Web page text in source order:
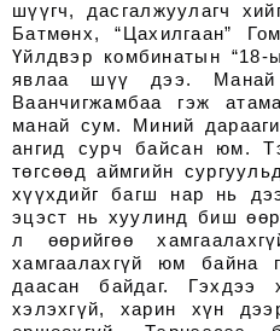
шүүгч, дасгалжуулагч
Батмөнх, “Цахилгаан”
Үйлдвэр комбинатын “18-
явлаа шүү дээ. Манай
Ваанчигжамбаа гэж
манай сум. Миний
ангид сурч байсан юм.
төгсөөд аймгийн
хүүхдийг багш нар нь
эцэст нь хуулинд биш
л өөрийгөө
хамгаалахгүй юм байна
даасан байдаг. Гэхдээ
хэлэхгүй, харин хүн